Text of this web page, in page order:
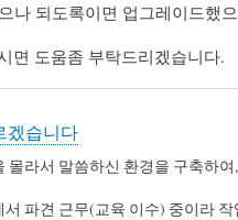
나 되도록이면 업그레이드했
면 도움좀 부탁드리겠습니다.
겠습니다
몰라서 말씀하신 환경을 구축하
파견 근무(교육 이수) 중이라